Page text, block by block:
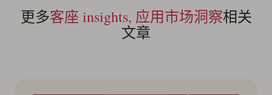
更多客座 insights, 应用市场洞察相关
文章